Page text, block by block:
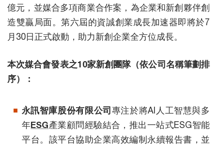
億元，並媒合多項商業合作案，為企業和新創夥伴創
造雙贏局面。第六屆的資誠創業成長加速器即將於7
月30日正式啟動，助力新創企業全方位成長。
本次媒合會發表之10家新創團隊（依公司名稱筆劃排
序）：
永訊智庫股份有限公司專注於將AI人工智慧與多
年ESG產業顧問經驗結合，推出一站式ESG智能
平台。該平台協助企業高效編制永續報告書，並